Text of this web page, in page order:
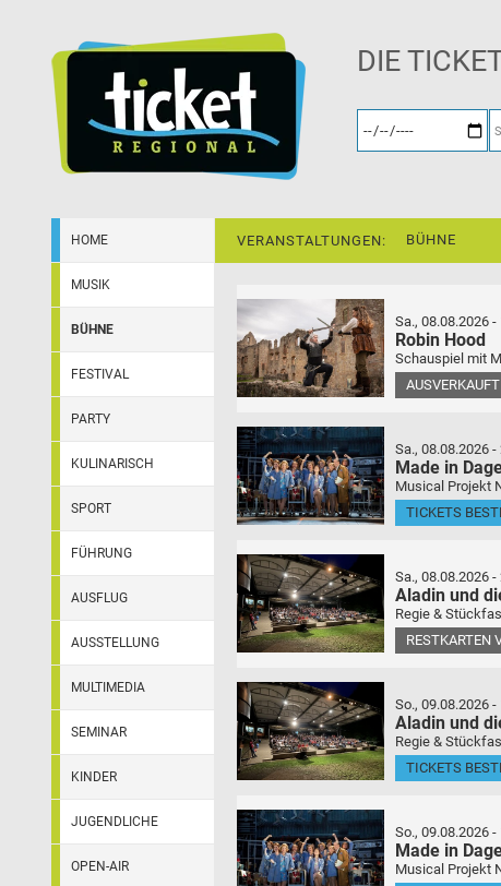
DIE
HOME
MUSIK
BÜHNE
FESTIVAL
PARTY
KULINARISCH
SPORT
FÜHRUNG
AUSFLUG
AUSSTELLUNG
MULTIMEDIA
SEMINAR
KINDER
JUGENDLICHE
OPEN-AIR
VERANSTALTUNGEN: BÜHNE
Sa., 08.08.2026 -
Robin Hood
Schauspiel mit
AUSVERKAUFT
Sa., 08.08.2026 -
Made in
Musical Projekt
TICKETS
Sa., 08.08.2026 -
Aladin und
Regie &
RESTKARTEN
So., 09.08.2026 -
Aladin und
Regie &
TICKETS
So., 09.08.2026 -
Made in
Musical Projekt